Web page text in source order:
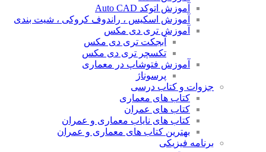
آموزش اتوکد Auto CAD
آموزش اسکیس ، راندوف کروکی ، شیت بندی
آموزش تری دی مکس
آبجکت تری دی مکس
تکسچر تری دی مکس
آموزش فتوشاپ در معماری
جزوات و کتاب درسی
کتاب های معماری
کتاب های عمران
کتاب های نایاب معماری و عمران
بهترین کتاب های معماری و عمران
برنامه فیزیکی